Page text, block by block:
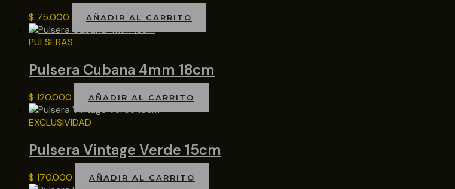
$ 75.000 AÑADIR AL CARRITO
PULSERAS
Pulsera Cubana 4mm 18cm
$ 120.000 AÑADIR AL CARRITO
EXCLUSIVIDAD
Pulsera Vintage Verde 15cm
$ 170.000 AÑADIR AL CARRITO